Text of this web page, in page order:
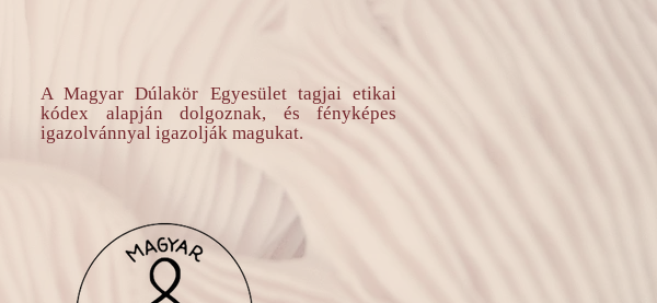
A Magyar Dúlakör Egyesület tagjai etikai
kódex alapján dolgoznak, és fényképes
igazolvánnyal igazolják magukat.